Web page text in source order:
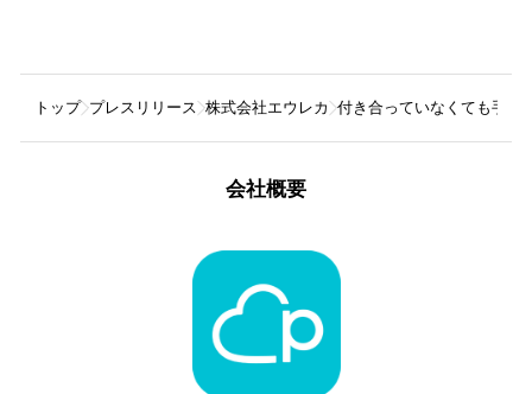
トップ プレスリリース 株式会社エウレカ 付き合っていなくても手を
会社概要